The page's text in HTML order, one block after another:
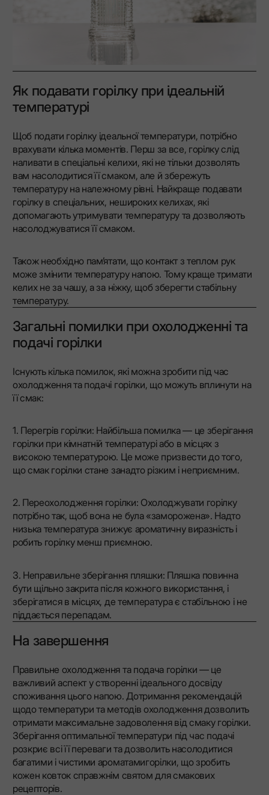
Як подавати горілку при ідеальній
температурі
Щоб подати горілку ідеальної температури, потрібно
врахувати кілька моментів. Перш за все, горілку слід
наливати в спеціальні келихи, які не тільки дозволять
вам насолодитися її смаком, але й збережуть
температуру на належному рівні. Найкраще подавати
горілку в спеціальних, нешироких келихах, які
допомагають утримувати температуру та дозволяють
насолоджуватися її смаком.
Також необхідно пам’ятати, що контакт з теплом рук
може змінити температуру напою. Тому краще тримати
келих не за чашу, а за ніжку, щоб зберегти стабільну
температуру.
Загальні помилки при охолодженні та
подачі горілки
Існують кілька помилок, які можна зробити під час
охолодження та подачі горілки, що можуть вплинути на
її смак:
1. Перегрів горілки: Найбільша помилка — це зберігання
горілки при кімнатній температурі або в місцях з
високою температурою. Це може призвести до того,
що смак горілки стане занадто різким і неприємним.
2. Переохолодження горілки: Охолоджувати горілку
потрібно так, щоб вона не була «заморожена». Надто
низька температура знижує ароматичну виразність і
робить горілку менш приємною.
3. Неправильне зберігання пляшки: Пляшка повинна
бути щільно закрита після кожного використання, і
зберігатися в місцях, де температура є стабільною і не
піддається перепадам.
На завершення
Правильне охолодження та подача горілки — це
важливий аспект у створенні ідеального досвіду
споживання цього напою. Дотримання рекомендацій
щодо температури та методів охолодження дозволить
отримати максимальне задоволення від смаку горілки.
Зберігання оптимальної температури під час подачі
розкриє всі її переваги та дозволить насолодитися
багатими і чистими ароматамигорілки, що зробить
кожен ковток справжнім святом для смакових
рецепторів.